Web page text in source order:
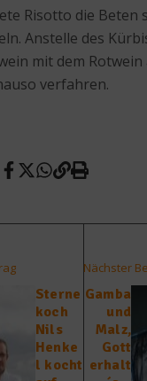
Risotto die Beten
Anstelle des
mit dem Rotwein
verfahren.
Sterne
koch
Nils
Henke
l kocht
Nächster
Gamba
und
Malz,
Gott
erhalt